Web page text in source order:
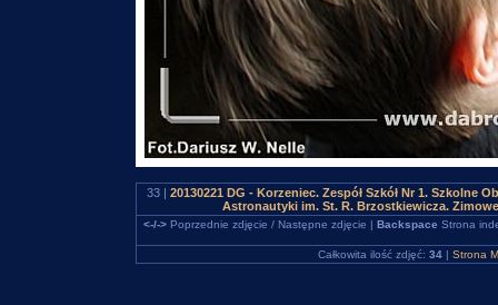
33 | 20130221 DG - Korzeniec. Zespół Szkół Nr 1.
Astronautyki im. St. R. Brzostkiewicza.
<-/->Poprzednie zdjęcie / Następne zdjęcie | Backspace Strona
Całkowita ilość zdjęć: 34 | Strona